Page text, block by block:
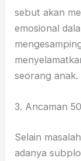
sebut akan
emosional
seorang anak.
3. Ancaman
Selain
adanya